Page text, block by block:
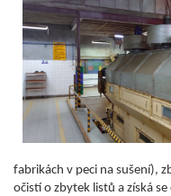
fabrikách v peci na sušení),
očistí o zbytek listů a získá